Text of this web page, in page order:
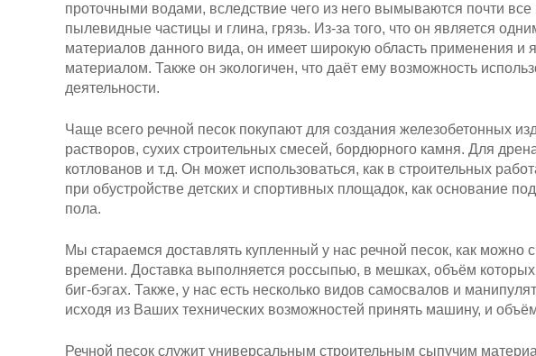
проточными водами, вследствие чего из него вымываются почти все
пылевидные частицы и глина, грязь. Из-за того, что он является
материалов данного вида, он имеет широкую область применения и
материалом. Также он экологичен, что даёт ему возможность
деятельности.
Чаще всего речной песок покупают для создания железобетонных
растворов, сухих строительных смесей, бордюрного камня. Для
котлованов и т.д. Он может использоваться, как в строительных
при обустройстве детских и спортивных площадок, как основание
пола.
Мы стараемся доставлять купленный у нас речной песок, как можно
времени. Доставка выполняется россыпью, в мешках, объём
биг-бэгах. Также, у нас есть несколько видов самосвалов и
исходя из Ваших технических возможностей принять машину, и
Речной песок служит универсальным строительным сыпучим